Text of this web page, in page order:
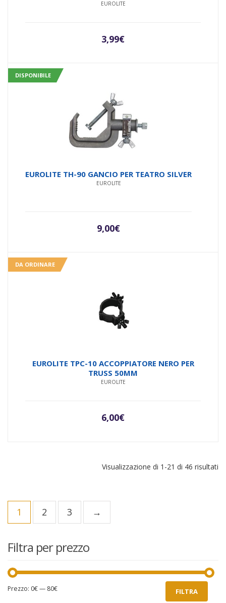
EUROLITE
3,99€
DISPONIBILE
EUROLITE TH-90 GANCIO PER TEATRO SILVER
EUROLITE
9,00€
DA ORDINARE
EUROLITE TPC-10 ACCOPPIATORE NERO PER
TRUSS 50MM
EUROLITE
6,00€
Visualizzazione di 1-21 di 46 risultati
1 2 3 →
Filtra per prezzo
Prezzo
Prezzo
FILTRA
Prezzo: 0€— 80€